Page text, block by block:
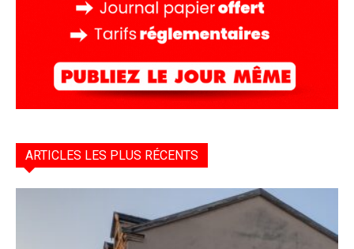
ARTICLES LES PLUS RÉCENTS